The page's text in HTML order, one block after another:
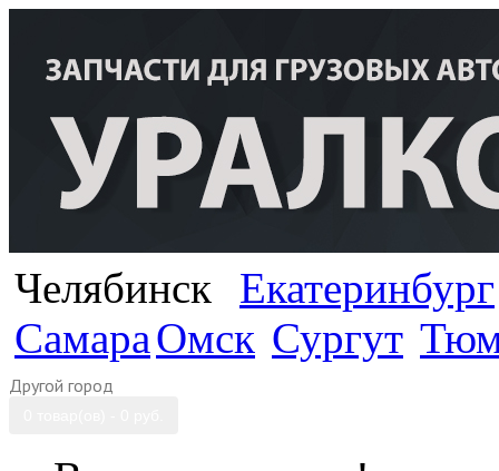
Челябинск
Екатеринбург
СамараОмск Сургут
Другой город